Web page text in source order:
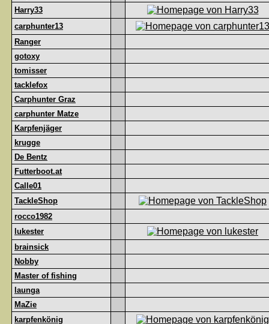
Harry33
carphunter13
Ranger
gotoxy
tomisser
tacklefox
Carphunter Graz
carphunter Matze
Karpfenjäger
krugge
De Bentz
Futterboot.at
Calle01
TackleShop
rocco1982
lukester
brainsick
Nobby
Master of fishing
launga
MaZie
karpfenkönig